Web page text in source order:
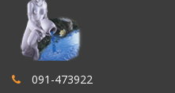
091-473922